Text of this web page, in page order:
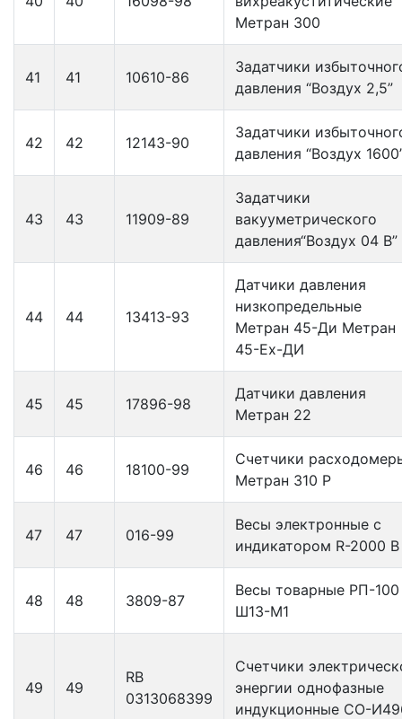
Метран 300
41 41 10610-86
Задатчики
давления “Воздух 2,5”
42 42 12143-90
Задатчики
давления “Воздух
43 43 11909-89
Задатчики
вакууметрического
давления“Воздух 04 В”
44 44 13413-93
Датчики давления
низкопредельные
Метран 45-Ди Метран
45-Ех-ДИ
45 45 17896-98
Датчики давления
Метран 22
46 46 18100-99
Счетчики
Метран 310 Р
47 47 016-99
Весы электронные с
индикатором R-2000 В
48 48 3809-87
Весы товарные РП-100
Ш13-М1
49 49
RB
0313068399
Счетчики
энергии однофазные
индукционные СО-